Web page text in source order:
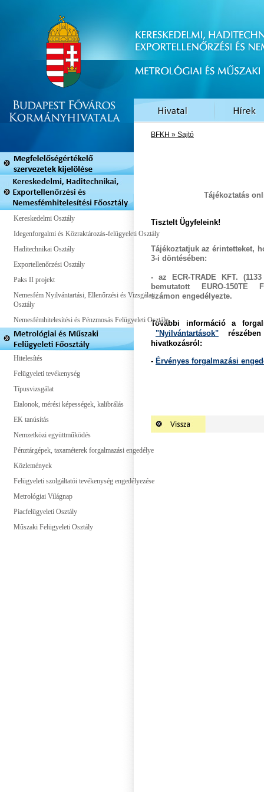
Kereskedelmi Osztály
Idegenforgalmi és Közraktározás-felügyeleti Osztály
Haditechnikai Osztály
Exportellenőrzési Osztály
Paks II projekt
Nemesfém Nyilvántartási, Ellenőrzési és Vizsgálati
Osztály
Nemesfémhitelesítési és Pénzmosás Felügyeleti Osztály
Hitelesítés
Felügyeleti tevékenység
Típusvizsgálat
Etalonok, mérési képességek, kalibrálás
EK tanúsítás
Nemzetközi együttműködés
Pénztárgépek, taxaméterek forgalmazási engedélye
Közlemények
Felügyeleti szolgáltatói tevékenység engedélyezése
Metrológiai Világnap
Piacfelügyeleti Osztály
Műszaki Felügyeleti Osztály
BFKH » Sajtó
Tájékoztatás
Tisztelt Ügyfeleink!
Tájékoztatjuk az érintetteket,
3-i döntésében:
- az ECR-TRADE KFT.
bemutatott
EURO-150TE
számon engedélyezte.
További információ a
"Nyilvántartások"részében
hivatkozásról:
- Érvényes forgalmazási